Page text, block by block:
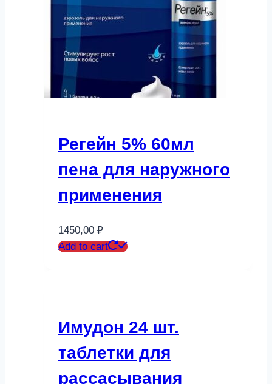
Регейн 5% 60мл
пена для наружного
применения
1450,00 ₽
Add to cart
Имудон 24 шт.
таблетки для
рассасывания